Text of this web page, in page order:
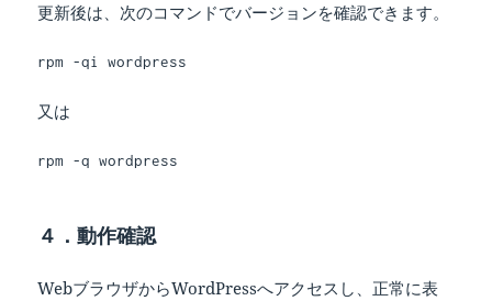
更新後は、次のコマンドでバージョンを確認できます。
rpm -qi wordpress
又は
rpm -q wordpress
４．動作確認
WebブラウザからWordPressへアクセスし、正常に表